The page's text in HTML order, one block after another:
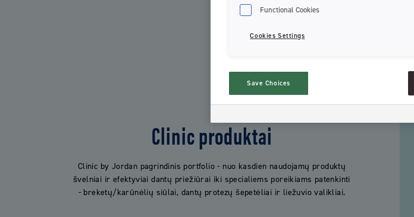
Clinic produktai
Clinic by Jordan pagrindinis portfolio - nuo kasdien naudojamų produktų
švelniai ir efektyviai dantų priežiūrai iki specialiems poreikiams patenkinti
- breketų/karūnėlių siūlai, dantų protezų šepetėliai ir liežuvio valikliai.
Functional Cookies
Cookies Settings
Save Choices